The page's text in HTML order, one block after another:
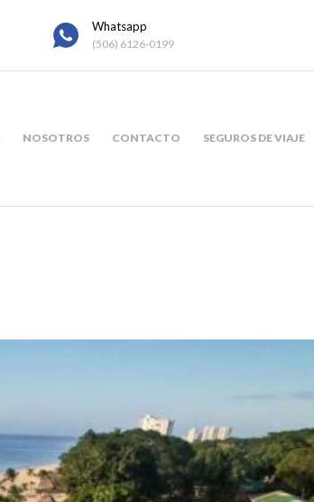
Whatsapp
(506) 6126-0199
NOSOTROS CONTACTO SEGUROS DE VIAJE